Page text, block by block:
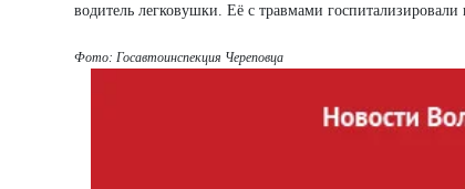
водитель легковушки. Её с травмами
Фото: Госавтоинспекция Череповца